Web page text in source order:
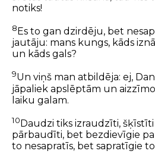
notiks!
8 Es to gan dzirdēju, bet
jautāju: mans kungs, kāds
un kāds gals?
9Un viņš man atbildēja: ej,
jāpaliek apslēptām un
laiku galam.
10Daudzi tiks izraudzīti,
pārbaudīti, bet bezdievīgie
to nesapratīs, bet sapratīgie to